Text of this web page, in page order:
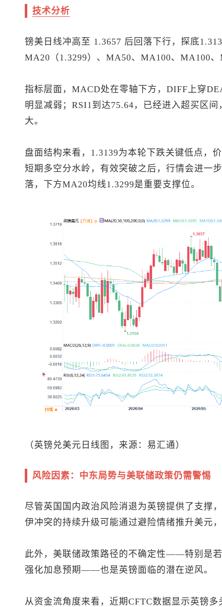
技术分析
镑美日线冲高至 1.3657 后回落下行，探底
MA20（1.3299）、MA50、MA100、MA100
指标层面，MACD处在零轴下方，DIFF上穿
明显减弱；RSI1到达75.64，已经进入超买区
大。
盘面结构来看，1.3139为本轮下跌关键低点，
短期多空分水岭，有效突破之后，行情会进一
落，下方MA20均线1.3299是重要支撑位。
（英镑兑美元 日线图，来源：易汇通）
风险因素：中东局势与美联储政策仍需警惕
尽管英国国内政治风险消退为英镑提供了支撑
伊冲突的持续升级可能通过避险情绪推升美元
此外，美联储政策路径的不确定性——特别是
强化加息预期——也是英镑面临的潜在逆风。
从资金流角度来看，近期CFTC数据显示英镑